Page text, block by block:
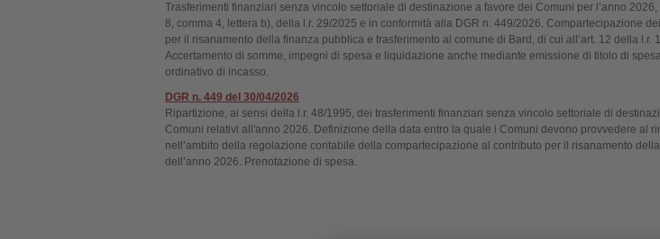
Trasferimenti finanziari senza vincolo settoriale di destinazione a favore dei Comuni per l’anno 2026,
8, comma 4, lettera b), della l.r. 29/2025 e in conformità alla DGR n. 449/2026. Compartecipazione
per il risanamento della finanza pubblica e trasferimento al comune di Bard, di cui all’art. 12 della l.r.
Accertamento di somme, impegni di spesa e liquidazione anche mediante emissione di titolo di
ordinativo di incasso.
DGR n. 449 del 30/04/2026
Ripartizione, ai sensi della l.r. 48/1995, dei trasferimenti finanziari senza vincolo settoriale di
Comuni relativi all'anno 2026. Definizione della data entro la quale i Comuni devono provvedere al
nell’ambito della regolazione contabile della compartecipazione al contributo per il risanamento
dell’anno 2026. Prenotazione di spesa.